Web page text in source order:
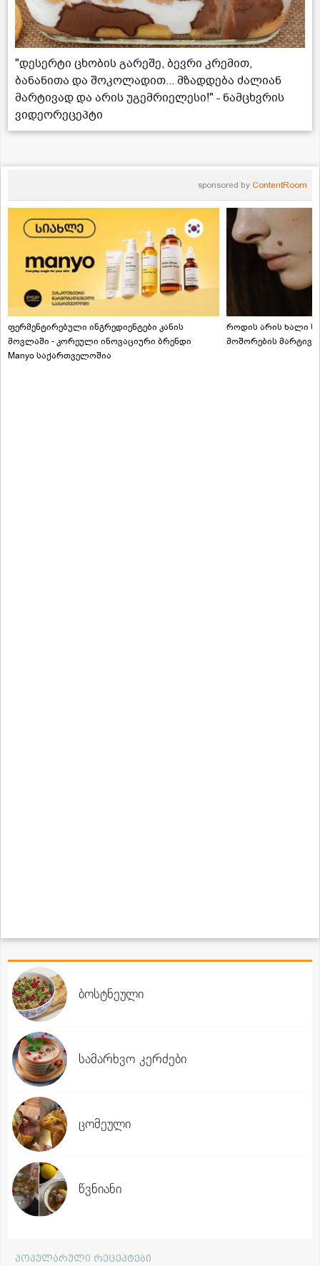
"დესერტი ცხობის გარეშე, ბევრი კრემით,
ბანანითა და შოკოლადით... მზადდება ძალიან
მარტივად და არის უგემრიელესი!" - ნამცხვრის
ვიდეორეცეპტი
sponsored by ContentRoom
ფერმენტირებული ინგრედიენტები კანის
მოვლაში - კორეული ინოვაციური ბრენდი
Manyo საქართველოშია
როდის არის ხალი
მოშორების
ბოსტნეული
სამარხვო კერძები
ცომეული
წვნიანი
პოპულარული რეცეპტები